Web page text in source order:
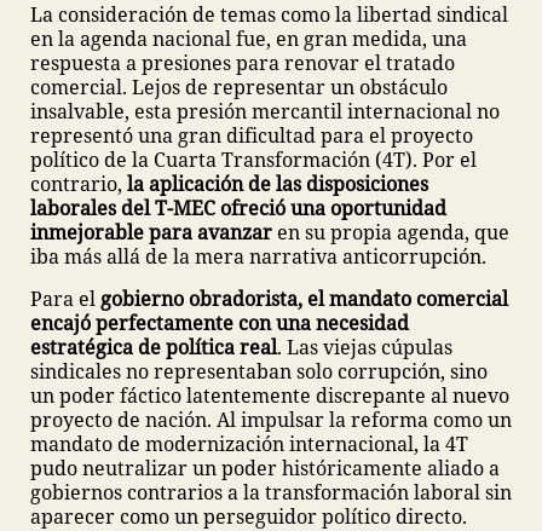
La consideración de temas como la libertad sindical
en la agenda nacional fue, en gran medida, una
respuesta a presiones para renovar el tratado
comercial. Lejos de representar un obstáculo
insalvable, esta presión mercantil internacional no
representó una gran dificultad para el proyecto
político de la Cuarta Transformación (4T). Por el
contrario, la aplicación de las disposiciones
laborales del T-MEC ofreció una oportunidad
inmejorable para avanzar en su propia agenda, que
iba más allá de la mera narrativa anticorrupción.
Para elgobierno obradorista, el mandato comercial
encajó perfectamente con una necesidad
estratégica de política real. Las viejas cúpulas
sindicales no representaban solo corrupción, sino
un poder fáctico latentemente discrepante al nuevo
proyecto de nación. Al impulsar la reforma como un
mandato de modernización internacional, la 4T
pudo neutralizar un poder históricamente aliado a
gobiernos contrarios a la transformación laboral sin
aparecer como un perseguidor político directo.